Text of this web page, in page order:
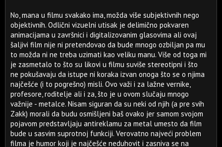
No, mana u filmu svakako ima, možda više subjektivnih nego
objektivnih. Odlični vizuelni utisak je delimično pokvaren
animacijama u završnici i digitalizovanim glasovima ali ovaj
šaljivi film nije ni pretendovao da bude mnogo ozbiljan pa mu
to možda ni ne treba uzimati kao veliku manu. Više od toga mi
je zasmetalo to što su likovi u filmu suviše stereotipni i što
ne pokušavaju da istupe ni koraka izvan onoga što se o njima
najčešće (i to pogrešno) misli. Ovo važi i za lažne vernike,
profesore, roditelje ali i za, što je u ovom slučaju mnogo
važnije - metalce. Nisam siguran da su neki od njih (a pre svih
Zakk) morali da budu osmišljeni baš ovako jer samom svojom
pojavom predstavljaju antireklamu za metal umesto da film
bude u sasvim suprotnoj funkciji. Verovatno najveći problem
filma je humor koji je najčešće neduhovit i zasniva se na